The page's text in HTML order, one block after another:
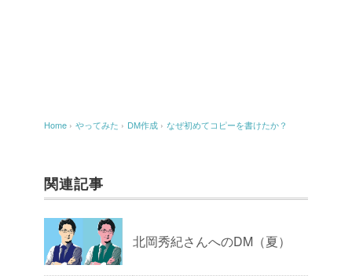
Home › やってみた › DM作成 › なぜ初めてコピーを書けたか？
関連記事
北岡秀紀さんへのDM（夏）